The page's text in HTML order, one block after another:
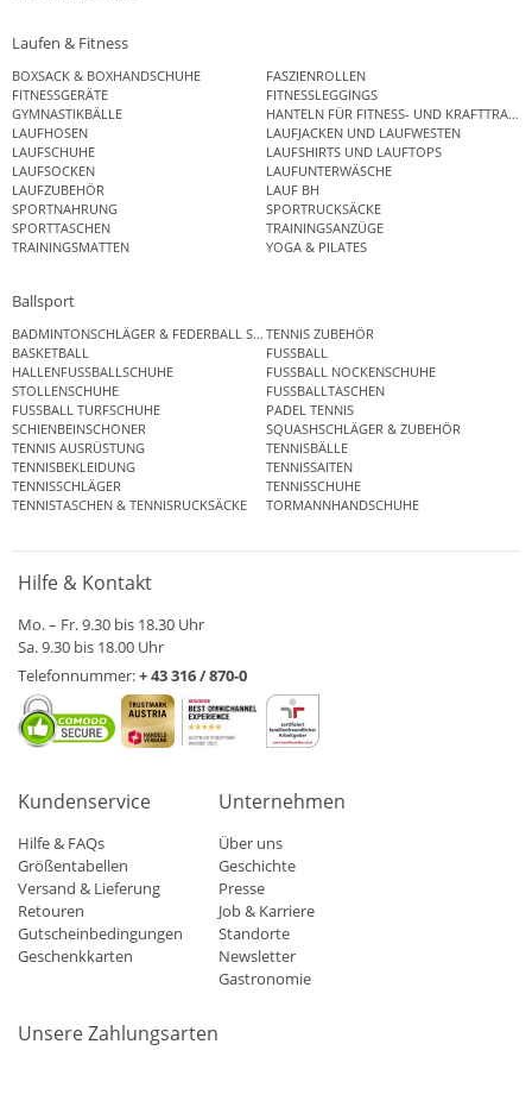
Laufen & Fitness
BOXSACK & BOXHANDSCHUHE
FASZIENROLLEN
FITNESSGERÄTE
FITNESSLEGGINGS
GYMNASTIKBÄLLE
HANTELN FÜR FITNESS- UND
LAUFHOSEN
LAUFJACKEN UND LAUFWESTEN
LAUFSCHUHE
LAUFSHIRTS UND LAUFTOPS
LAUFSOCKEN
LAUFUNTERWÄSCHE
LAUFZUBEHÖR
LAUF BH
SPORTNAHRUNG
SPORTRUCKSÄCKE
SPORTTASCHEN
TRAININGSANZÜGE
TRAININGSMATTEN
YOGA & PILATES
Ballsport
BADMINTONSCHLÄGER & FEDERBALL SETSTENNIS ZUBEHÖR
BASKETBALL
FUSSBALL
HALLENFUSSBALLSCHUHE
FUSSBALL NOCKENSCHUHE
STOLLENSCHUHE
FUSSBALLTASCHEN
FUSSBALL TURFSCHUHE
PADEL TENNIS
SCHIENBEINSCHONER
SQUASHSCHLÄGER & ZUBEHÖR
TENNIS AUSRÜSTUNG
TENNISBÄLLE
TENNISBEKLEIDUNG
TENNISSAITEN
TENNISSCHLÄGER
TENNISSCHUHE
TENNISTASCHEN & TENNISRUCKSÄCKE
TORMANNHANDSCHUHE
Hilfe & Kontakt
Mo. – Fr. 9.30 bis 18.30 Uhr
Sa. 9.30 bis 18.00 Uhr
Telefonnummer:+ 43 316 / 870-0
Kundenservice
Hilfe & FAQs
Größentabellen
Versand & Lieferung
Retouren
Gutscheinbedingungen
Geschenkkarten
Unternehmen
Über uns
Geschichte
Presse
Job & Karriere
Standorte
Newsletter
Gastronomie
Unsere Zahlungsarten